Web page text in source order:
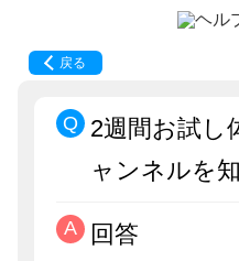
戻る
2週間お試し
ャンネルを
回答